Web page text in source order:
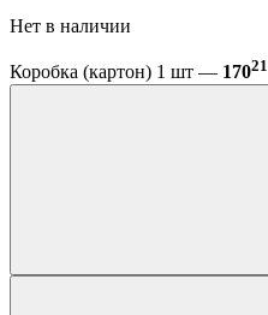
Нет в наличии
Коробка (картон) 1 шт — 17021